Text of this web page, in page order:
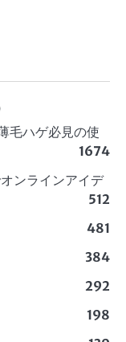
毛ハゲ必見の使
1674
ンラインアイデ
512
481
384
292
198